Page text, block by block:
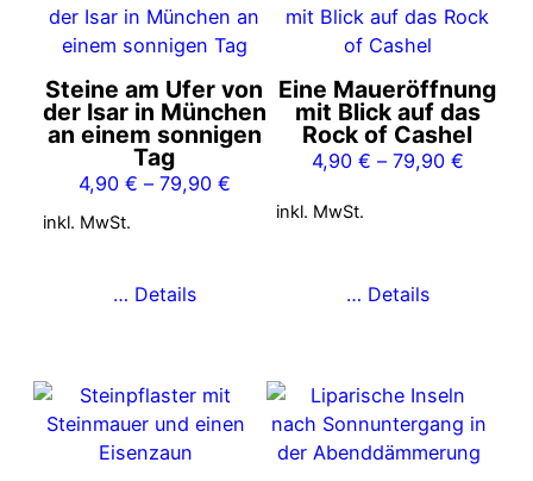
Steine am Ufer von
der Isar in München
an einem sonnigen
Tag
4,90 € – 79,90 €
inkl. MwSt.
… Details
Produkt
weist
Varianten
auf.
Optionen
können
Produktseite
Eine Maueröffnung
mit Blick auf das
Rock of Cashel
4,90 € – 79,90 €
inkl. MwSt.
… Details
Produkt
Varianten
auf.
können
Produktseite
Dieses
Produkt
Dieses
Produkt
weist